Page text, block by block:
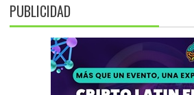
PUBLICIDAD